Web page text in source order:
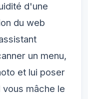
d'une
du web
un menu,
et lui poser
mâche le